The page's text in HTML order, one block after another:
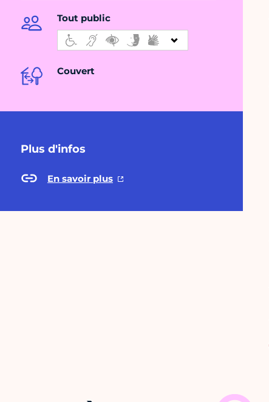
Tout public
Couvert
Plus d'infos
En savoir plus